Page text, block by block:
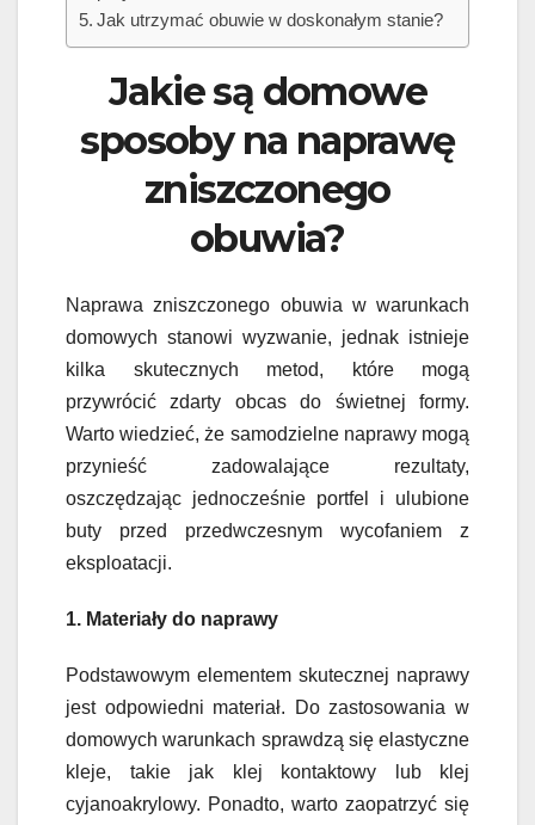
Jak utrzymać obuwie w doskonałym stanie?
Jakie są domowe
sposoby na naprawę
zniszczonego
obuwia?
Naprawa zniszczonego obuwia w warunkach
domowych stanowi wyzwanie, jednak istnieje
kilka skutecznych metod, które mogą
przywrócić zdarty obcas do świetnej formy.
Warto wiedzieć, że samodzielne naprawy mogą
przynieść zadowalające rezultaty,
oszczędzając jednocześnie portfel i ulubione
buty przed przedwczesnym wycofaniem z
eksploatacji.
1. Materiały do naprawy
Podstawowym elementem skutecznej naprawy
jest odpowiedni materiał. Do zastosowania w
domowych warunkach sprawdzą się elastyczne
kleje, takie jak klej kontaktowy lub klej
cyjanoakrylowy. Ponadto, warto zaopatrzyć się